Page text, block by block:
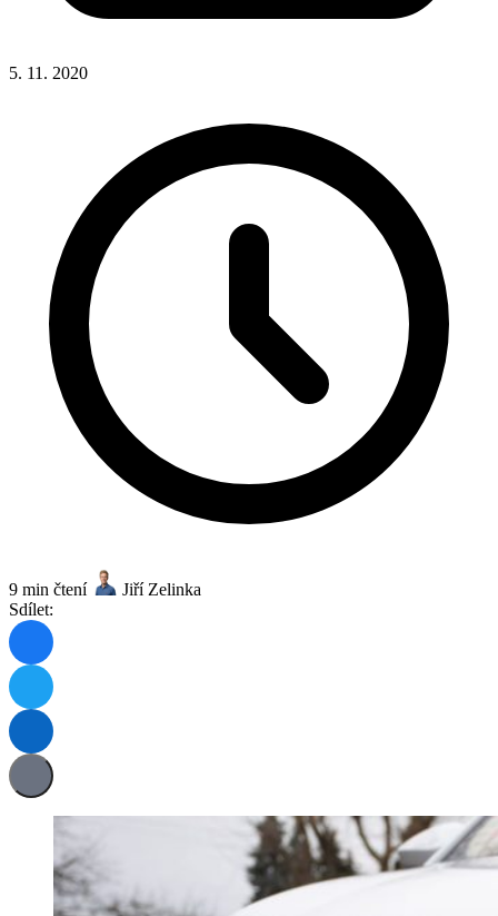
5. 11. 2020
9 min čtení
Jiří Zelinka
Sdílet: